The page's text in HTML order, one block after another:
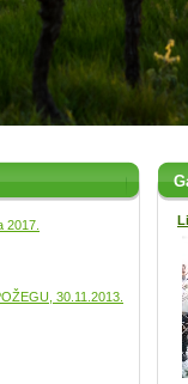
2017.
30.11.2013.